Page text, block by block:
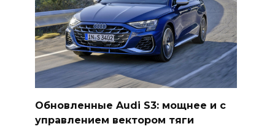
Обновленные Audi S3: мощнее и с
управлением вектором тяги